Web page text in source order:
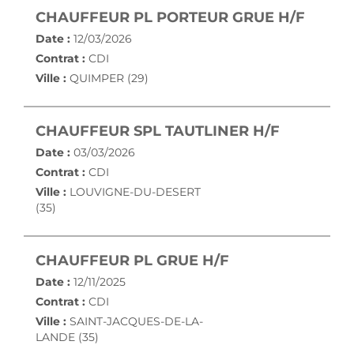
CHAUFFEUR PL PORTEUR GRUE H/F
Date : 12/03/2026
Contrat : CDI
Ville : QUIMPER (29)
CHAUFFEUR SPL TAUTLINER H/F
Date : 03/03/2026
Contrat : CDI
Ville : LOUVIGNE-DU-DESERT
(35)
CHAUFFEUR PL GRUE H/F
Date : 12/11/2025
Contrat : CDI
Ville : SAINT-JACQUES-DE-LA-
LANDE (35)